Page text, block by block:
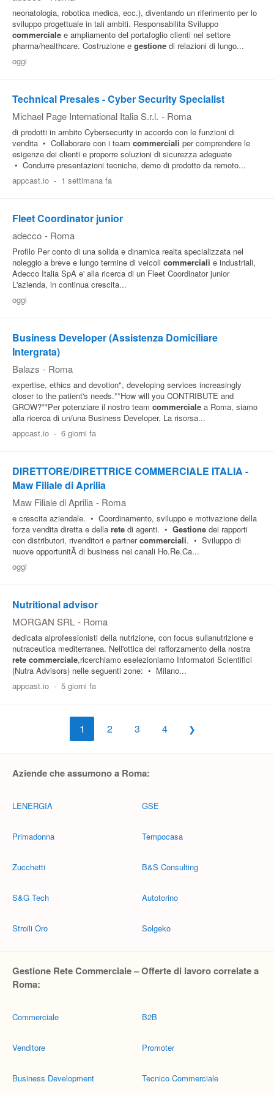
neonatologia, robotica medica, ecc.), diventando un riferimento per lo
sviluppo progettuale in tali ambiti. Responsabilita Sviluppo
commerciale e ampliamento del portafoglio clienti nel settore
pharma/healthcare. Costruzione e gestione di relazioni di lungo...
oggi
Technical Presales - Cyber Security Specialist
Michael Page International Italia S.r.l. - Roma
di prodotti in ambito Cybersecurity in accordo con le funzioni di
vendita • Collaborare con i team commerciali per comprendere le
esigenze dei clienti e proporre soluzioni di sicurezza adeguate
• Condurre presentazioni tecniche, demo di prodotto da remoto...
appcast.io - 1 settimana fa
Fleet Coordinator junior
adecco - Roma
Profilo Per conto di una solida e dinamica realta specializzata nel
noleggio a breve e lungo termine di veicoli commerciali e industriali,
Adecco Italia SpA e' alla ricerca di un Fleet Coordinator junior
L'azienda, in continua crescita...
oggi
Business Developer (Assistenza Domiciliare
Intergrata)
Balazs - Roma
expertise, ethics and devotion", developing services increasingly
closer to the patient's needs.**How will you CONTRIBUTE and
GROW?**Per potenziare il nostro team commerciale a Roma, siamo
alla ricerca di un/una Business Developer. La risorsa...
appcast.io - 6 giorni fa
DIRETTORE/DIRETTRICE COMMERCIALE ITALIA -
Maw Filiale di Aprilia
Maw Filiale di Aprilia - Roma
e crescita aziendale. • Coordinamento, sviluppo e motivazione della
forza vendita diretta e della rete di agenti. • Gestione dei rapporti
con distributori, rivenditori e partnercommerciali. • Sviluppo di
nuove opportunitÃ di business nei canali Ho.Re.Ca...
oggi
Nutritional advisor
MORGAN SRL - Roma
dedicata aiprofessionisti della nutrizione, con focus sullanutrizione e
nutraceutica mediterranea. Nell'ottica del rafforzamento della nostra
rete commerciale,ricerchiamo eselezioniamo Informatori Scientifici
(Nutra Advisors) nelle seguenti zone: • Milano...
appcast.io - 5 giorni fa
1 2 3 4
Aziende che assumono a Roma:
LENERGIA
Primadonna
Zucchetti
S&G Tech
Stroili Oro
GSE
Tempocasa
B&S Consulting
Autotorino
Solgeko
Gestione Rete Commerciale – Offerte di lavoro correlate a
Roma:
Commerciale
Venditore
Business Development
B2B
Promoter
Tecnico Commerciale